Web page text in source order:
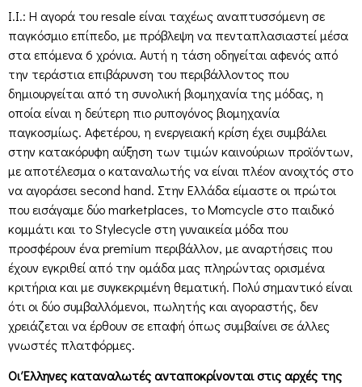
Ι.Ι.: Η αγορά του resale είναι ταχέως αναπτυσσόμενη σε
παγκόσμιο επίπεδο, με πρόβλεψη να πενταπλασιαστεί μέσα
στα επόμενα 6 χρόνια. Αυτή η τάση οδηγείται αφενός από
την τεράστια επιβάρυνση του περιβάλλοντος που
δημιουργείται από τη συνολική βιομηχανία της μόδας, η
οποία είναι η δεύτερη πιο ρυπογόνος βιομηχανία
παγκοσμίως. Αφετέρου, η ενεργειακή κρίση έχει συμβάλει
στην κατακόρυφη αύξηση των τιμών καινούριων προϊόντων,
με αποτέλεσμα ο καταναλωτής να είναι πλέον ανοιχτός στο
να αγοράσει second hand. Στην Ελλάδα είμαστε οι πρώτοι
που εισάγαμε δύο marketplaces, το Momcycle στο παιδικό
κομμάτι και το Stylecycle στη γυναικεία μόδα που
προσφέρουν ένα premium περιβάλλον, με αναρτήσεις που
έχουν εγκριθεί από την ομάδα μας πληρώντας ορισμένα
κριτήρια και με συγκεκριμένη θεματική. Πολύ σημαντικό είναι
ότι οι δύο συμβαλλόμενοι, πωλητής και αγοραστής, δεν
χρειάζεται να έρθουν σε επαφή όπως συμβαίνει σε άλλες
γνωστές πλατφόρμες.
Οι Έλληνες καταναλωτές ανταποκρίνονται στις αρχές της